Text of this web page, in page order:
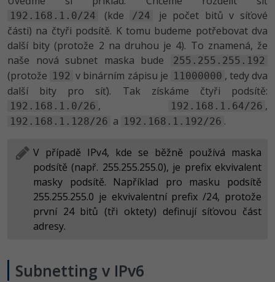
192.168.1.0/24 (kde /24
je počet bitů v síťové
části) na čtyři podsítě. K tomu budeme potřebovat dva
další bity (protože 2 na druhou je 4). To znamená, že
naše nová subnet maska bude
255.255.255.192
(protože 192 v binárním zápisu je 11000000 , tedy dva
další bity pro síť). Tak získáme čtyři podsítě:
192.168.1.0/26 , 192.168.1.64/26 ,
192.168.1.128/26 a 192.168.1.192/26 .
V případě IPv4, kde se běžně používá maska
podsítě (např. 255.255.255.0), je prefix ekvivalent
masky podsítě. Například pro masku podsítě
255.255.255.0 je ekvivalentní prefix /24, protože
první 24 bitů (tři oktety) definují síťovou část
adresy.
Subnetting v IPv6